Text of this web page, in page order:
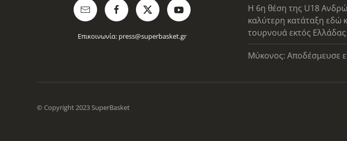
Επικοινωνία: press@superbasket.gr
Η 6η θέση της U18
καλύτερη κατάταξη εδώ
τουρνουά εκτός Ελλάδας
Μύκονος: Αποδέσμευσε
© Copyright 2023 SuperBasket